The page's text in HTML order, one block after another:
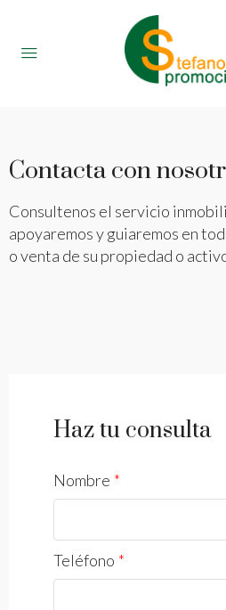
Contacta con
Consultenos el servicio
apoyaremos y guiaremos en
o venta de su propiedad o
Haz tu consulta
Nombre
Teléfono